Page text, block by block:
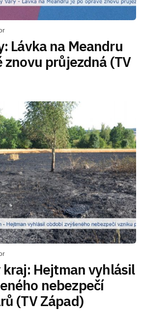
Lávka na Meandru
znovu průjezdná (TV
Hejtman vyhlásil
nebezpečí
(TV Západ)